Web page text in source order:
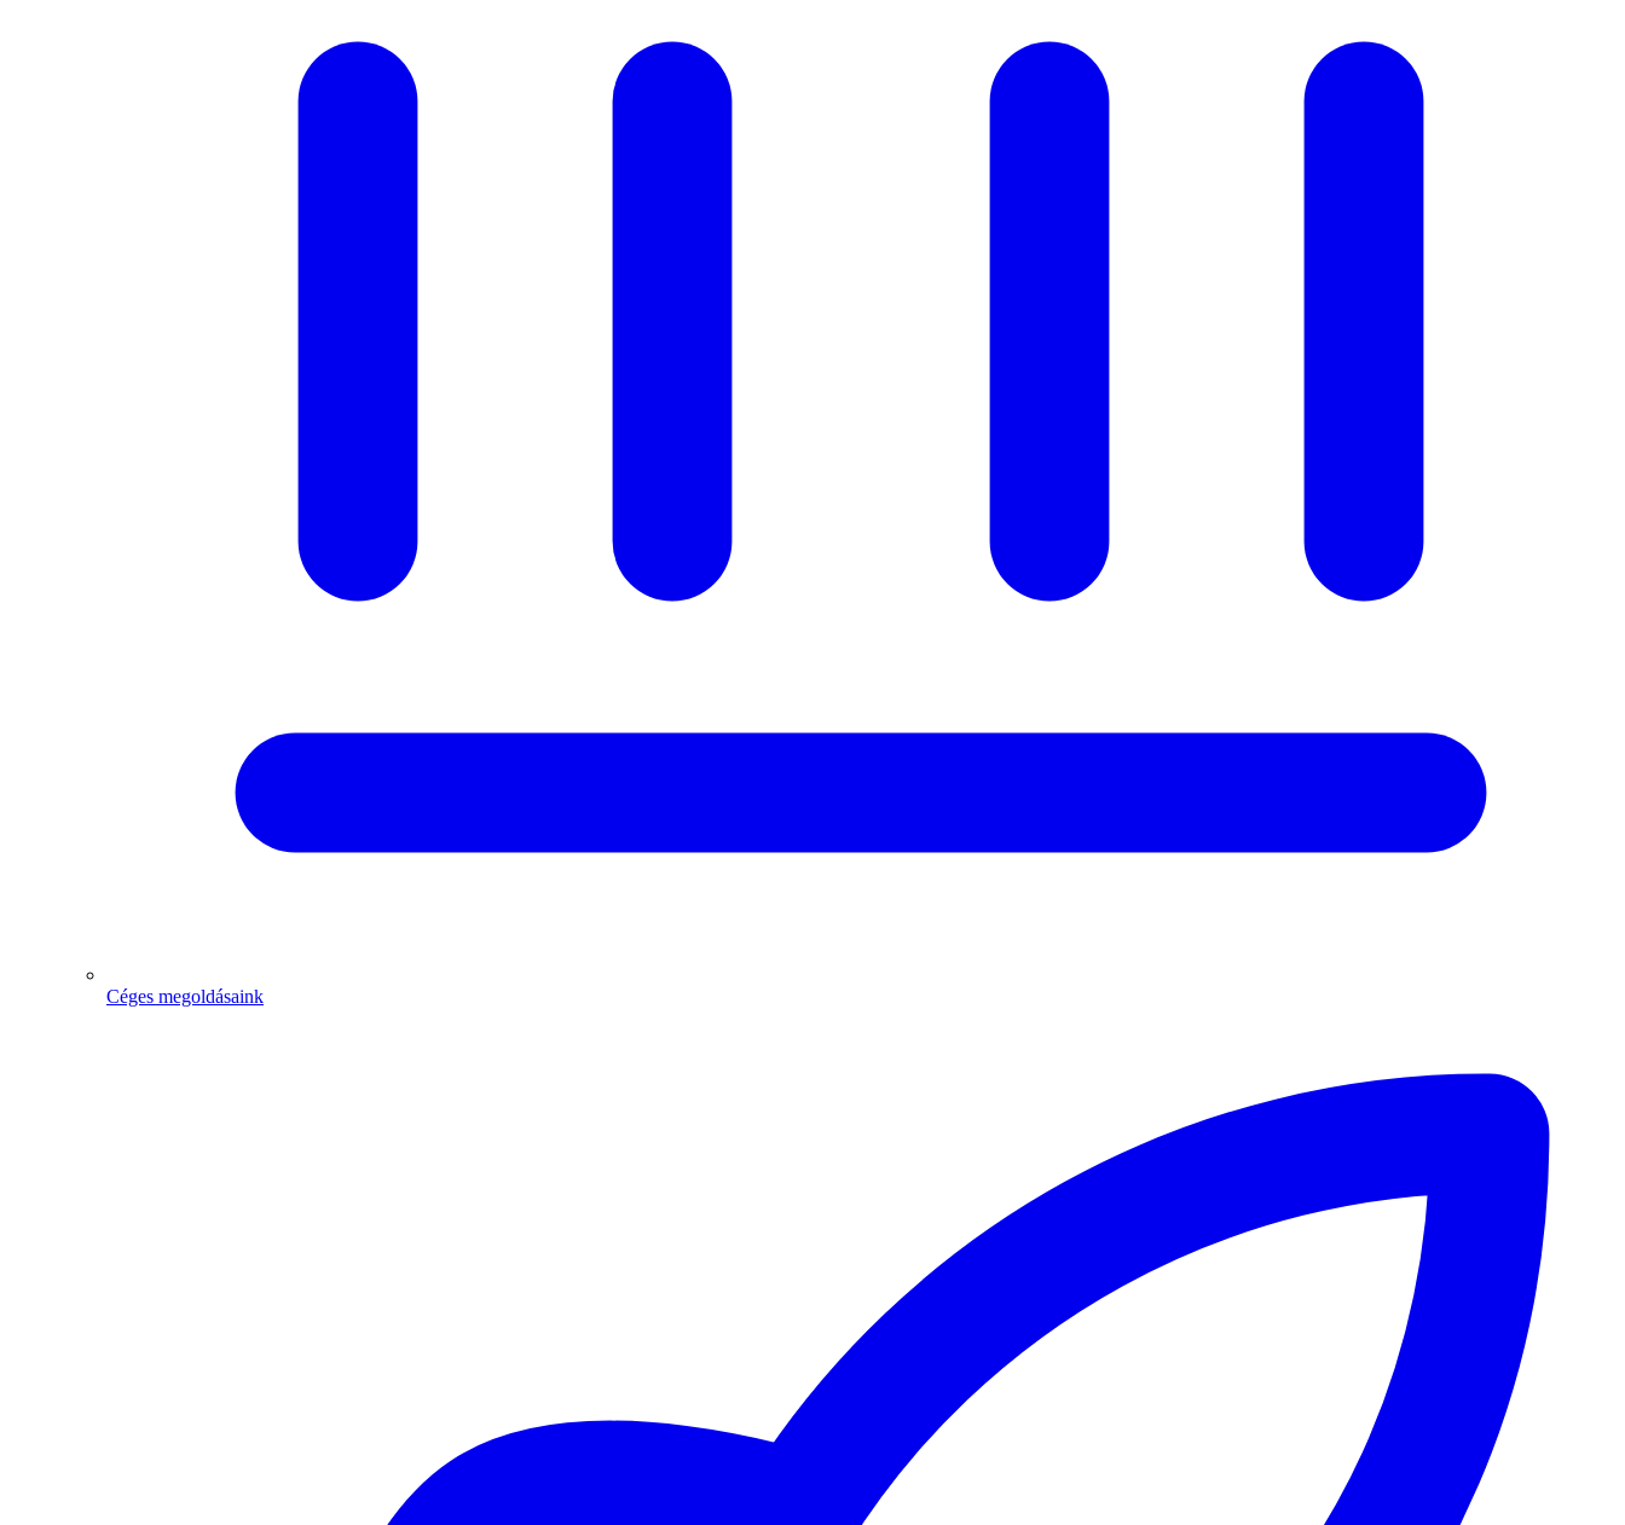
Céges megoldásaink